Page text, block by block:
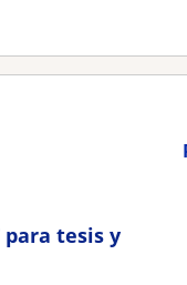
para tesis y